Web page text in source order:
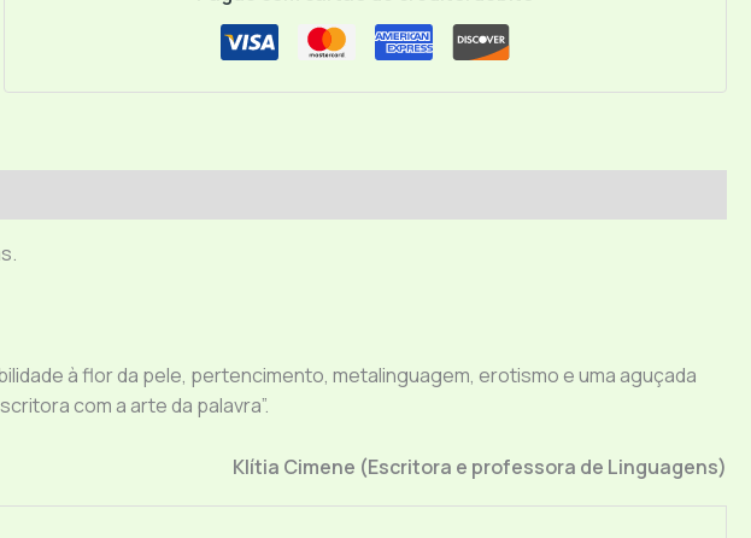
à flor da pele, pertencimento, metalinguagem, erotismo e uma aguçada
com a arte da palavra”.
Klítia Cimene (Escritora e professora de Linguagens)